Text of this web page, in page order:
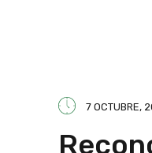
7 OCTUBRE,